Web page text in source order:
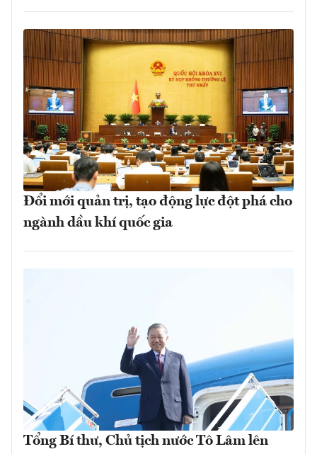
Đổi mới quản trị, tạo động lực đột phá cho
ngành dầu khí quốc gia
Tổng Bí thư, Chủ tịch nước Tô Lâm lên